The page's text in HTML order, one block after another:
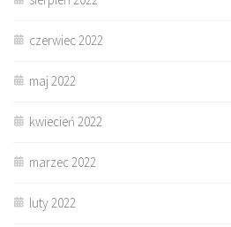
czerwiec 2022
maj 2022
kwiecień 2022
marzec 2022
luty 2022